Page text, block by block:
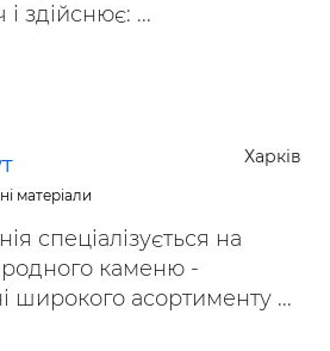
здійснює: ...
Харків
матеріали
спеціалізується на
каменю -
широкого асортименту ...